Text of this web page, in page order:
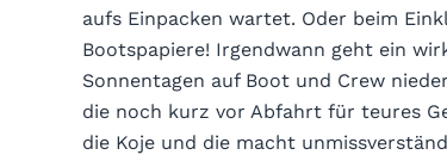
aufs Einpacken wartet. Oder beim
Bootspapiere! Irgendwann geht ein
Sonnentagen auf Boot und Crew
die noch kurz vor Abfahrt für teures
die Koje und die macht